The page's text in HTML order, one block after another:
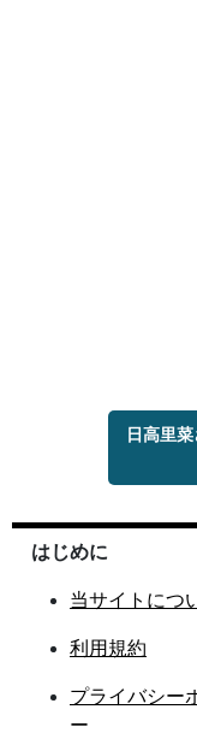
日高里
はじめに
当サイトにつ
利用規約
プライバシー
ー